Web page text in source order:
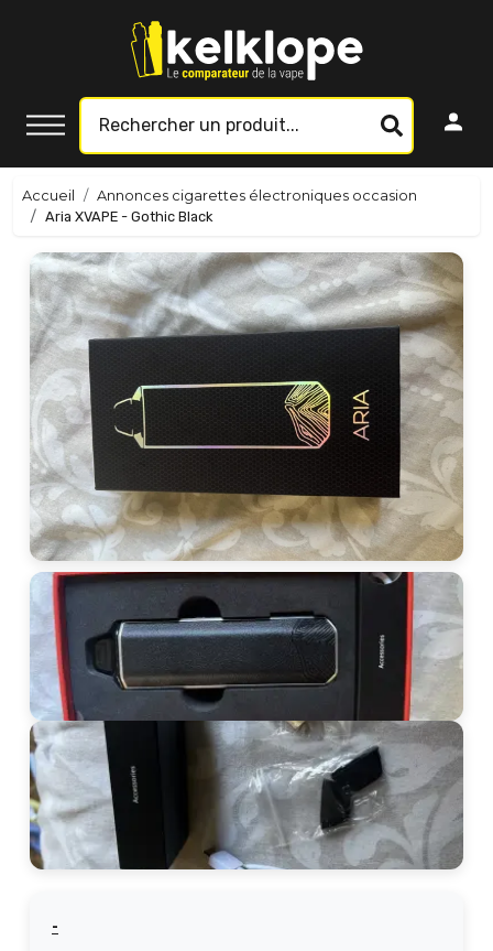
Accueil
Annonces cigarettes électroniques occasion
Aria XVAPE - Gothic Black
-